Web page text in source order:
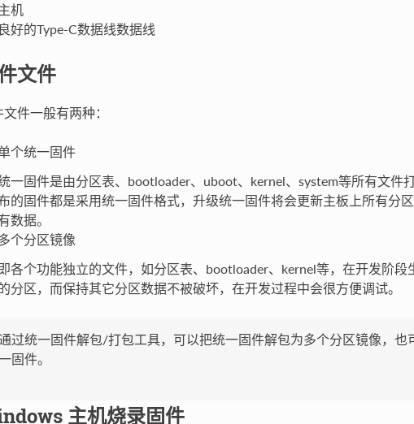
机
良好的Type-C数据线数据线
文件
文件一般有两种：
个统一固件
一固件是由分区表、bootloader、uboot、kernel、system等所有文件
的固件都是采用统一固件格式，升级统一固件将会更新主板上所有分
数据。
个分区镜像
各个功能独立的文件，如分区表、bootloader、kernel等，在开发阶
分区，而保持其它分区数据不被破坏，在开发过程中会很方便调试。
过统一固件解包/打包工具，可以把统一固件解包为多个分区镜像，也
固件。
主机烧录固件